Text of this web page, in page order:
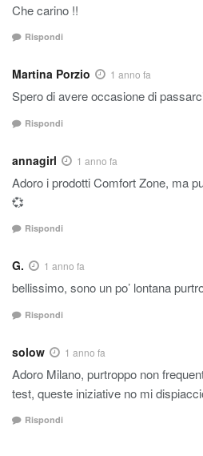
Che carino !!
Rispondi
Martina Porzio 1 anno fa
Spero di avere occasione di
Rispondi
annagirl 1 anno fa
Adoro i prodotti Comfort Zone, ma
💞
Rispondi
G. 1 anno fa
bellissimo, sono un po’ lontana
Rispondi
solow 1 anno fa
Adoro Milano, purtroppo non
test, queste iniziative no mi
Rispondi